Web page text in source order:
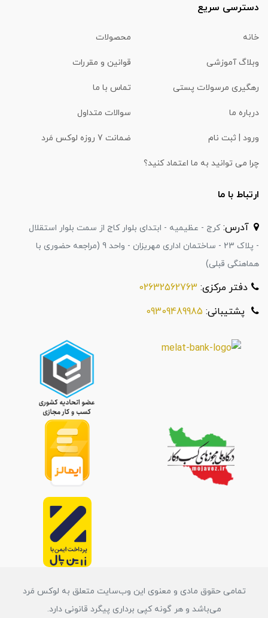
دسترسی سریع
خانه محصولات
وبلاگ آموزشی قوانین و مقررات
رهگیری مرسولات پستی تماس با ما
درباره ما سوالات متداول
ورود | ثبت نام ضمانت 7 روزه لوکس مَرد
چرا می توانید به ما اعتماد کنید؟
ارتباط با ما
آدرس:کرج - عظیمیه - ابتدای بلوار کاج از سمت بلوار استقلال
- پلاک 23 - ساختمان اداری مهریزان - واحد 9 (مراجعه حضوری با
هماهنگی قبلی)
دفتر مرکزی: 02632562763
پشتیبانی: 09309489985
تمامی حقوق مادی و معنوی این وب‌سایت متعلق به لوکس مَرد
می‌باشد و هر گونه کپی برداری پیگرد قانونی دارد.